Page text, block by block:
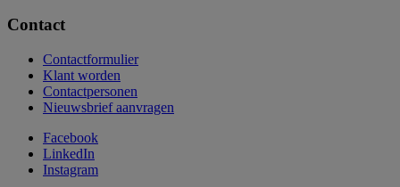
Contact
Contactformulier
Klant worden
Contactpersonen
Nieuwsbrief aanvragen
Facebook
LinkedIn
Instagram